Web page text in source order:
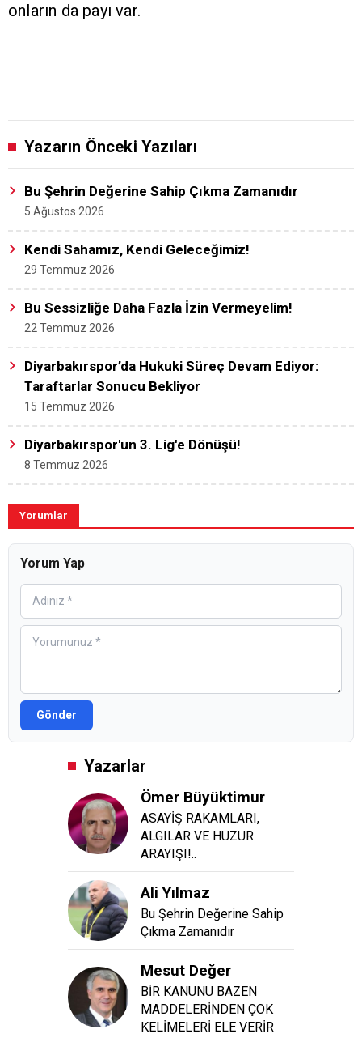
onların da payı var.
Yazarın Önceki Yazıları
Bu Şehrin Değerine Sahip Çıkma Zamanıdır
5 Ağustos 2026
Kendi Sahamız, Kendi Geleceğimiz!
29 Temmuz 2026
Bu Sessizliğe Daha Fazla İzin Vermeyelim!
22 Temmuz 2026
Diyarbakırspor’da Hukuki Süreç Devam Ediyor:
Taraftarlar Sonucu Bekliyor
15 Temmuz 2026
Diyarbakırspor'un 3. Lig'e Dönüşü!
8 Temmuz 2026
Yorumlar
Yorum Yap
Gönder
Yazarlar
Ömer Büyüktimur
ASAYİŞ RAKAMLARI,
ALGILAR VE HUZUR
ARAYIŞI!..
Ali Yılmaz
Bu Şehrin Değerine Sahip
Çıkma Zamanıdır
Mesut Değer
BİR KANUNU BAZEN
MADDELERİNDEN ÇOK
KELİMELERİ ELE VERİR